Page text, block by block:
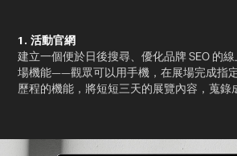
1. 活動官網
建立一個便於日後搜尋、優化品牌 SEO 的
場機能——觀眾可以用手機，在展場完成指
歷程的機能，將短短三天的展覽內容，蒐錄